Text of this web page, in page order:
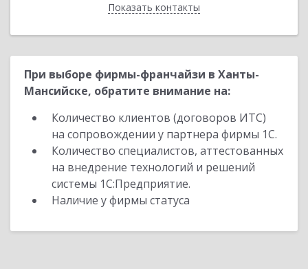
Показать контакты
Назад
При выборе фирмы-франчайзи в Ханты-
Мансийске, обратите внимание на:
Количество клиентов (договоров ИТС)
на сопровождении у партнера фирмы 1С.
Количество специалистов, аттестованных
на внедрение технологий и решений
системы 1С:Предприятие.
Наличие у фирмы статуса